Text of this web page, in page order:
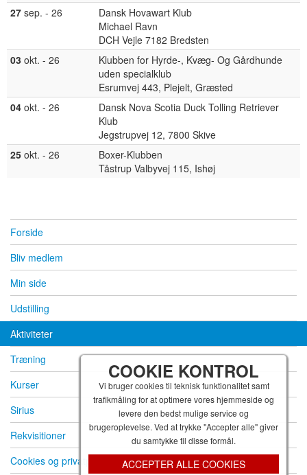
27 sep. - 26
Dansk Hovawart Klub
Michael Ravn
DCH Vejle 7182 Bredsten
03 okt. - 26
Klubben for Hyrde-, Kvæg- Og Gårdhunde
uden specialklub
Esrumvej 443, Plejelt, Græsted
04 okt. - 26
Dansk Nova Scotia Duck Tolling Retriever
Klub
Jegstrupvej 12, 7800 Skive
25 okt. - 26
Boxer-Klubben
Tåstrup Valbyvej 115, Ishøj
COOKIE KONTROL
Vi bruger cookies til teknisk funktionalitet samt
trafikmåling for at optimere vores hjemmeside og
levere den bedst mulige service og
brugeroplevelse. Ved at trykke "Accepter alle" giver
du samtykke til disse formål.
ACCEPTER ALLE COOKIES
Forside
Bliv medlem
Min side
Udstilling
Aktiviteter
Træning
Kurser
Sirius
Rekvisitioner
Cookies og privatpolitik